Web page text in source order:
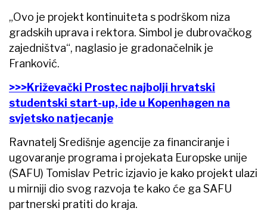
„Ovo je projekt kontinuiteta s podrškom niza
gradskih uprava i rektora. Simbol je dubrovačkog
zajedništva“, naglasio je gradonačelnik je
Franković.
>>>Križevački Prostec najbolji hrvatski
studentski start-up, ide u Kopenhagen na
svjetsko natjecanje
Ravnatelj Središnje agencije za financiranje i
ugovaranje programa i projekata Europske unije
(SAFU) Tomislav Petric izjavio je kako projekt ulazi
u mirniji dio svog razvoja te kako će ga SAFU
partnerski pratiti do kraja.